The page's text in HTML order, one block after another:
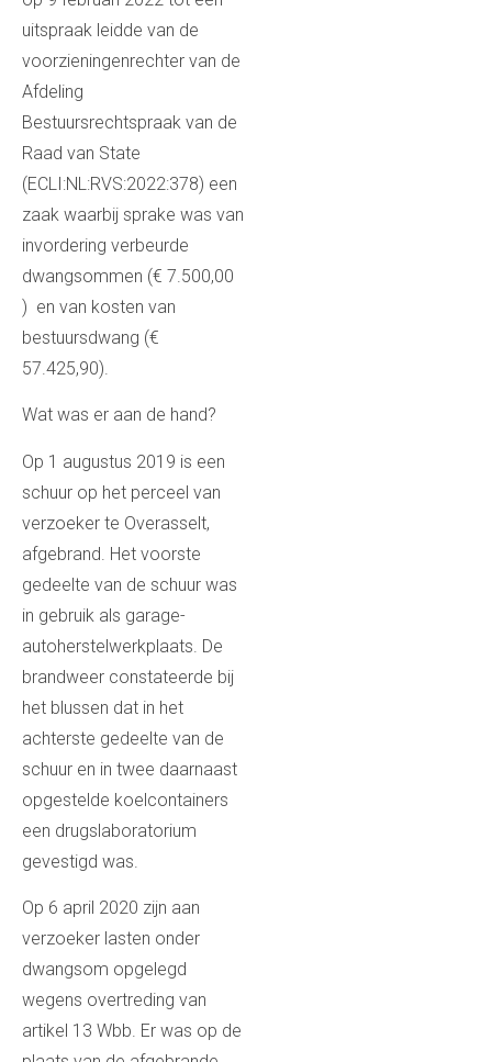
uitspraak leidde van de
voorzieningenrechter van de
Afdeling
Bestuursrechtspraak van de
Raad van State
(ECLI:NL:RVS:2022:378) een
zaak waarbij sprake was van
invordering verbeurde
dwangsommen (€ 7.500,00
) en van kosten van
bestuursdwang (€
57.425,90).
Wat was er aan de hand?
Op 1 augustus 2019 is een
schuur op het perceel van
verzoeker te Overasselt,
afgebrand. Het voorste
gedeelte van de schuur was
in gebruik als garage-
autoherstelwerkplaats. De
brandweer constateerde bij
het blussen dat in het
achterste gedeelte van de
schuur en in twee daarnaast
opgestelde koelcontainers
een drugslaboratorium
gevestigd was.
Op 6 april 2020 zijn aan
verzoeker lasten onder
dwangsom opgelegd
wegens overtreding van
artikel 13 Wbb. Er was op de